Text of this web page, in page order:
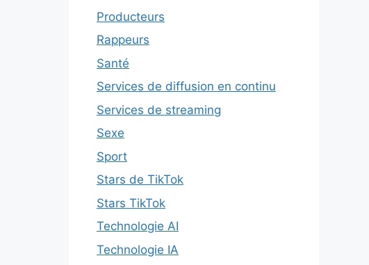
Producteurs
Rappeurs
Santé
Services de diffusion en continu
Services de streaming
Sexe
Sport
Stars de TikTok
Stars TikTok
Technologie AI
Technologie IA